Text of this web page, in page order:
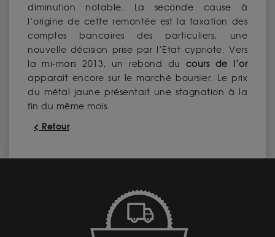
diminution notable. La seconde cause à
l’origine de cette remontée est la taxation des
comptes bancaires des particuliers, une
nouvelle décision prise par l’Etat cypriote. Vers
la mi-mars 2013, un rebond du cours de l’or
apparaît encore sur le marché boursier. Le prix
du métal jaune présentait une stagnation à la
fin du même mois.
< Retour